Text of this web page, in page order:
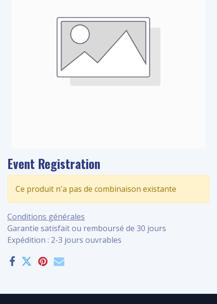
Event Registration
Ce produit n'a pas de combinaison existante
Conditions générales
Garantie satisfait ou remboursé de 30 jours
Expédition : 2-3 jours ouvrables